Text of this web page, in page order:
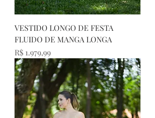
VESTIDO LONGO DE FESTA
FLUIDO DE MANGA LONGA
Preço
R$ 1.979,99